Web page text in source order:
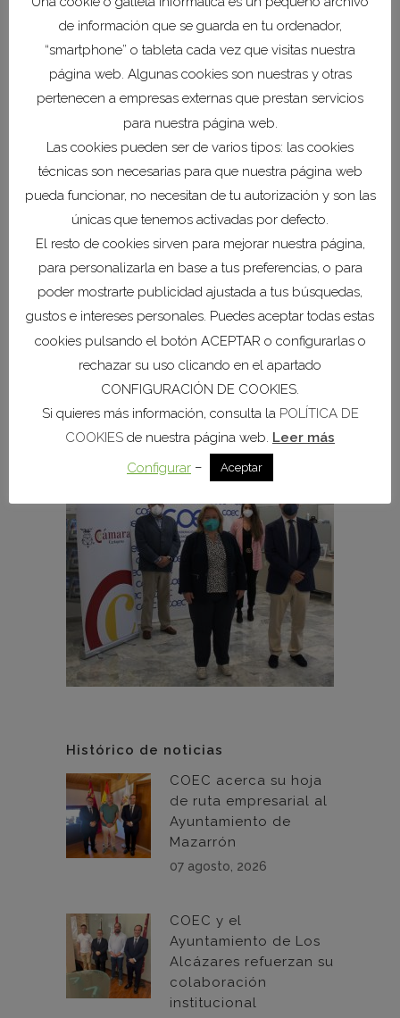
COEC y COCIN Cartagena se comprometen a
realizar las actuaciones previstas en el
convenio para lo que se ha acordado poner
en marcha una Comisión Mixta de
Seguimiento formada por dos representantes
de cada parte, los presidentes de ambas
instituciones y los encargados en los que se
deleguen, que se reunirán periódicamente.
Histórico de noticias
COEC acerca su hoja
de ruta empresarial al
Ayuntamiento de
Mazarrón
07 agosto, 2026
COEC y el
Ayuntamiento de Los
Alcázares refuerzan su
colaboración
institucional
de información que se guarda en tu ordenador,
“smartphone” o tableta cada vez que visitas nuestra
página web. Algunas cookies son nuestras y otras
pertenecen a empresas externas que prestan servicios
para nuestra página web.
Las cookies pueden ser de varios tipos: las cookies
técnicas son necesarias para que nuestra página web
pueda funcionar, no necesitan de tu autorización y son las
únicas que tenemos activadas por defecto.
El resto de cookies sirven para mejorar nuestra página,
para personalizarla en base a tus preferencias, o para
poder mostrarte publicidad ajustada a tus búsquedas,
gustos e intereses personales. Puedes aceptar todas estas
cookies pulsando el botón ACEPTAR o configurarlas o
rechazar su uso clicando en el apartado
CONFIGURACIÓN DE COOKIES.
Si quieres más información, consulta la POLÍTICA DE
COOKIES de nuestra página web. Leer más
Configurar – Aceptar